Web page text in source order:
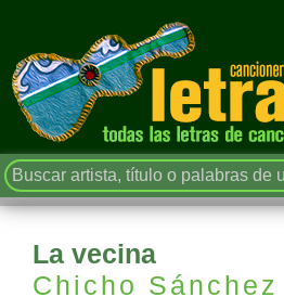
La vecina
Chicho Sánchez